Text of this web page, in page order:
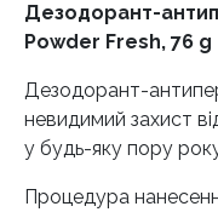
Дезодорант-
Powder Fresh, 76 g
Дезодорант-
невидимий захист
у будь-яку пору
Процедура